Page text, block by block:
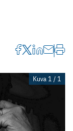
Kuva 1 / 1